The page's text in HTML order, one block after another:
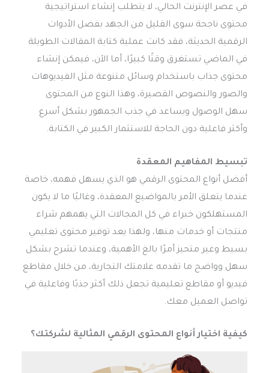
في عصر الإنترنت الحالي، لا يتطلب إنشاء استراتيجية
محتوى ناجحة سوى القليل من الجهد بفضل الأدوات
الرقمية الحديثة، فقد كانت عملية كتابة المقالات الطويلة
في الماضي تستغرق وقتًا كبيرًا، أما الآن، فيمكن إنشاء
محتوى جذاب باستخدام وسائل متنوعة مثل الفيديوهات
والصور والنصوص القصيرة، وهذا النوع من المحتوى
سهل الوصول ويساعد في جذب الجمهور بشكل أسرع
وأكثر فاعلية دون الحاجة للاستثمار الكبير في الكتابة.
تبسيط المفاهيم المعقدة
أفضل أنواع المحتوى الرقمي هو الذي يسهل فهمه، خاصة
عندما يتعلق الأمر بالمواضيع المعقدة، وغالبًا ما لا يكون
المستهلكون خبراء في كل المجالات التي يهمهم شراء
منتجات أو خدمات منها، ولهذا يعد توفير محتوى تعليمي
بسيط وغير متحيز أمرًا بالغ الأهمية، وعندما تشرح بشكل
سهل وواضح ما تقدمه علامتك التجارية، من خلال مقاطع
فيديو أو مقاطع تعليمية تجعل ذلك أكثر جذبًا وفاعلية في
تواصل العميل معك.
كيفية اختيار أنواع المحتوى الرقمي المثالية لشركتك؟